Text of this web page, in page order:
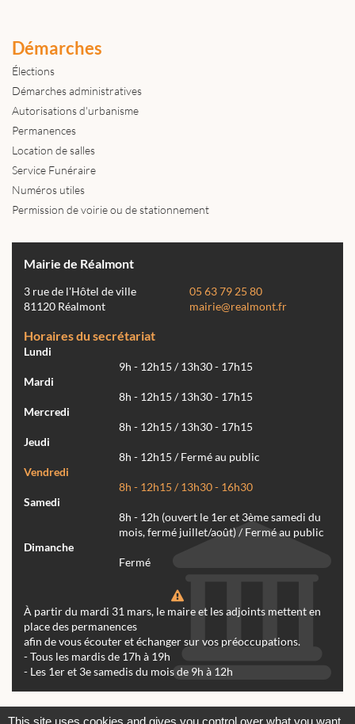
Démarches
Élections
Démarches administratives
Autorisations d'urbanisme
Permanences
Location de salles
Service Funéraire
Numéros utiles
Permission de voirie ou de stationnement
Mairie de Réalmont
3 rue de l'Hôtel de ville
81120 Réalmont
05 63 79 25 80
mairie@realmont.fr
Horaires du secrétariat
Lundi
9h - 12h15 / 13h30 - 17h15
Mardi
8h - 12h15 / 13h30 - 17h15
Mercredi
8h - 12h15 / 13h30 - 17h15
Jeudi
8h - 12h15 / Fermé au public
Vendredi
8h - 12h15 / 13h30 - 16h30
Samedi
8h - 12h (ouvert le 1er et 3ème samedi du
mois, fermé juillet/août) / Fermé au public
Dimanche
Fermé
À partir du mardi 31 mars, le maire et les adjoints mettent en
place des permanences
afin de vous écouter et échanger sur vos préoccupations.
- Tous les mardis de 17h à 19h
- Les 1er et 3e samedis du mois de 9h à 12h
This site uses cookies and gives you control over what you want